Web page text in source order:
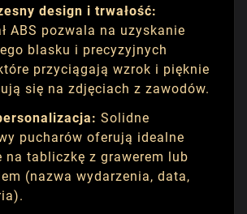
design i trwałość:
ABS pozwala na uzyskanie
blasku i precyzyjnych
przyciągają wzrok i pięknie
się na zdjęciach z zawodów.
Solidne
pucharów oferują idealne
na tabliczkę z grawerem lub
(nazwa wydarzenia, data,